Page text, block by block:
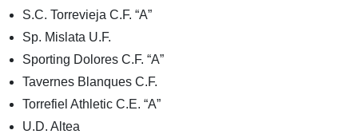
S.C. Torrevieja C.F. “A”
Sp. Mislata U.F.
Sporting Dolores C.F. “A”
Tavernes Blanques C.F.
Torrefiel Athletic C.E. “A”
U.D. Altea